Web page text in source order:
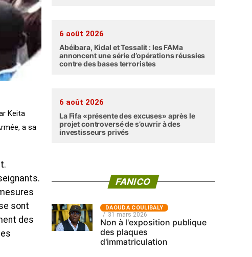
Keita
a sa
sont
des
6 août 2026
Abéibara, Kidal et Tessalit : les FAMa
annoncent une série d’opérations réussies
contre des bases terroristes
6 août 2026
La Fifa «présente des excuses» après le
projet controversé de s’ouvrir à des
investisseurs privés
FANICO
‎DAOUDA COULIBALY
31 mars 2026
Non à l'exposition publique
des plaques
d'immatriculation